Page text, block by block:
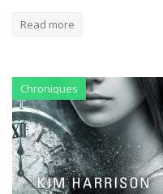
Read more
Chroniques